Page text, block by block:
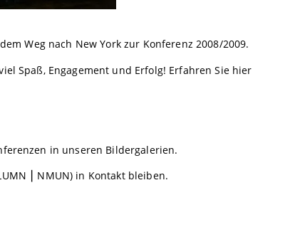
Weg nach New York zur Konferenz 2008/2009.
Spaß, Engagement und Erfolg! Erfahren Sie hier
in unseren Bildergalerien.
⎮ NMUN) in Kontakt bleiben.